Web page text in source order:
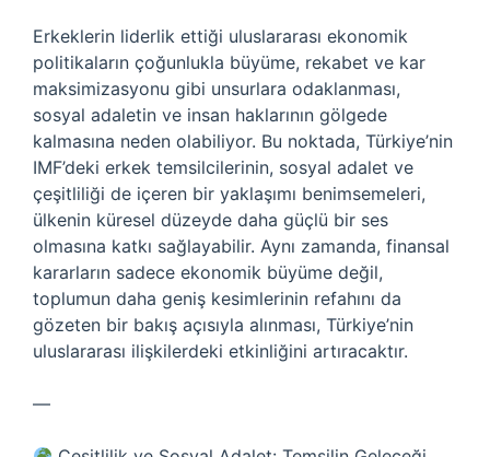
Erkeklerin liderlik ettiği uluslararası ekonomik
politikaların çoğunlukla büyüme, rekabet ve kar
maksimizasyonu gibi unsurlara odaklanması,
sosyal adaletin ve insan haklarının gölgede
kalmasına neden olabiliyor. Bu noktada, Türkiye’nin
IMF’deki erkek temsilcilerinin, sosyal adalet ve
çeşitliliği de içeren bir yaklaşımı benimsemeleri,
ülkenin küresel düzeyde daha güçlü bir ses
olmasına katkı sağlayabilir. Aynı zamanda, finansal
kararların sadece ekonomik büyüme değil,
toplumun daha geniş kesimlerinin refahını da
gözeten bir bakış açısıyla alınması, Türkiye’nin
uluslararası ilişkilerdeki etkinliğini artıracaktır.
—